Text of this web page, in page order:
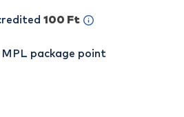
100 Ft
package point